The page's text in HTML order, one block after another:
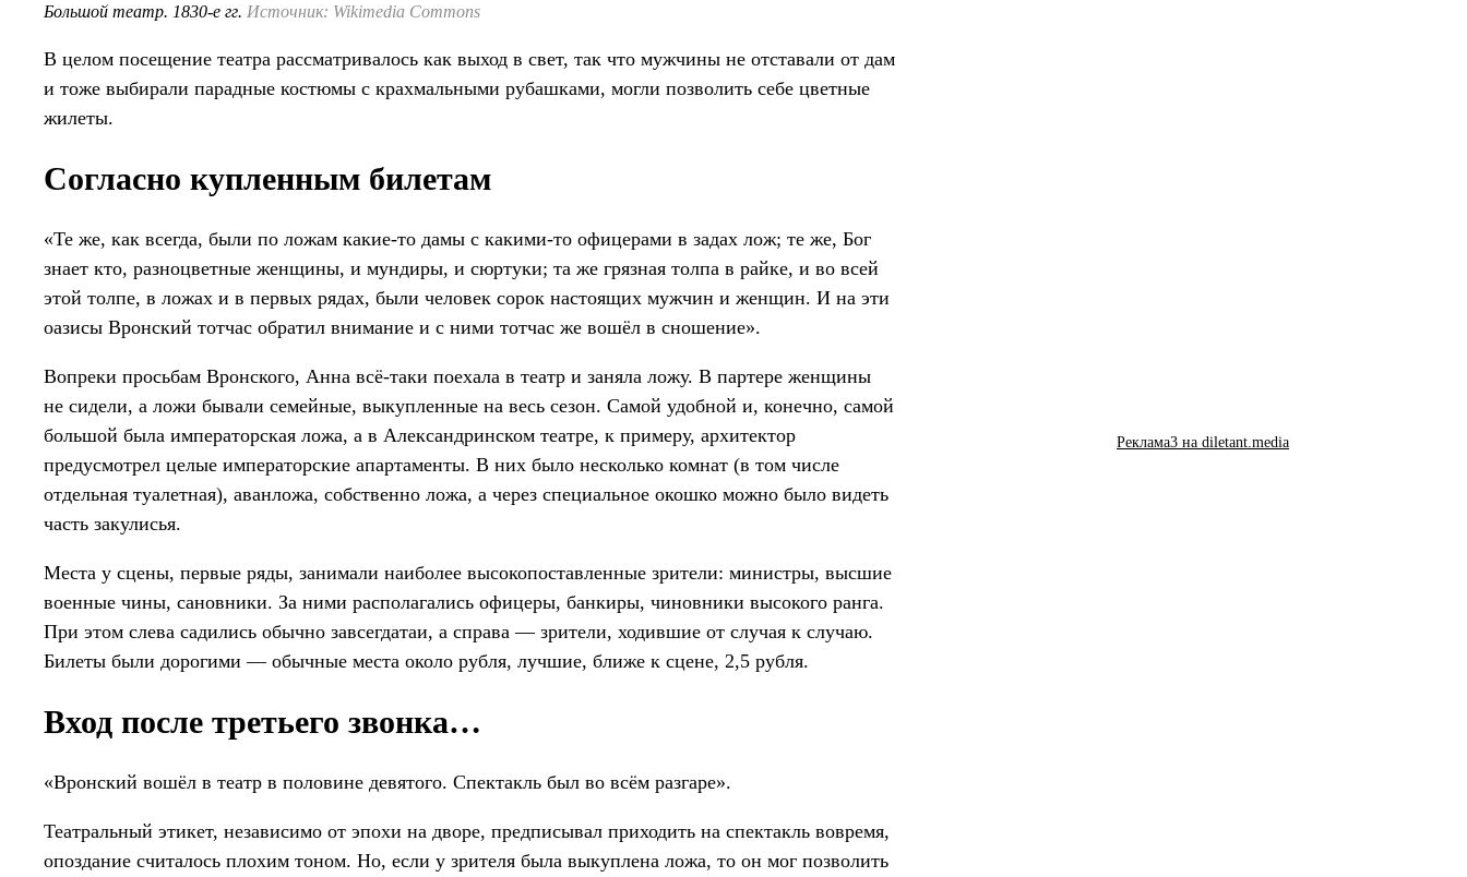
Большой театр. 1830-е гг. Источник: Wikimedia Commons
В целом посещение театра рассматривалось как выход в свет, так что мужчины не отставали от дам
и тоже выбирали парадные костюмы с крахмальными рубашками, могли позволить себе цветные
жилеты.
Согласно купленным билетам
«Те же, как всегда, были по ложам какие-то дамы с какими-то офицерами в задах лож; те же, Бог
знает кто, разноцветные женщины, и мундиры, и сюртуки; та же грязная толпа в райке, и во всей
этой толпе, в ложах и в первых рядах, были человек сорок настоящих мужчин и женщин. И на эти
оазисы Вронский тотчас обратил внимание и с ними тотчас же вошёл в сношение».
Вопреки просьбам Вронского, Анна всё-таки поехала в театр и заняла ложу. В партере женщины
не сидели, а ложи бывали семейные, выкупленные на весь сезон. Самой удобной и, конечно, самой
большой была императорская ложа, а в Александринском театре, к примеру, архитектор
предусмотрел целые императорские апартаменты. В них было несколько комнат (в том числе
отдельная туалетная), аванложа, собственно ложа, а через специальное окошко можно было видеть
часть закулисья.
Места у сцены, первые ряды, занимали наиболее высокопоставленные зрители: министры, высшие
военные чины, сановники. За ними располагались офицеры, банкиры, чиновники высокого ранга.
При этом слева садились обычно завсегдатаи, а справа — зрители, ходившие от случая к случаю.
Билеты были дорогими — обычные места около рубля, лучшие, ближе к сцене, 2,5 рубля.
Вход после третьего звонка…
«Вронский вошёл в театр в половине девятого. Спектакль был во всём разгаре».
Театральный этикет, независимо от эпохи на дворе, предписывал приходить на спектакль вовремя,
опоздание считалось плохим тоном. Но, если у зрителя была выкуплена ложа, то он мог позволить
Реклама3 на diletant.media